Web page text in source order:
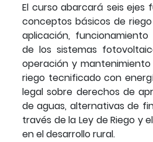
El curso abarcará seis ejes
conceptos básicos de
aplicación,
de los sistemas
operación y
riego tecnificado con
legal sobre derechos de
de aguas, alternativas de
través de la Ley de Riego y
en el desarrollo rural.